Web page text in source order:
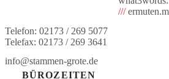
///
Telefon: 02173 / 269 5077
Telefax: 02173 / 269 3641
info@stammen-grote.de
BÜROZEITEN